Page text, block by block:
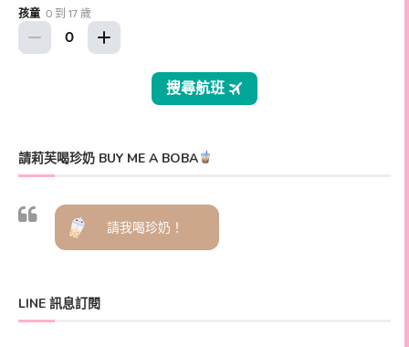
請莉芙喝珍奶 BUY ME A BOBA
請我喝珍奶！
LINE 訊息訂閱